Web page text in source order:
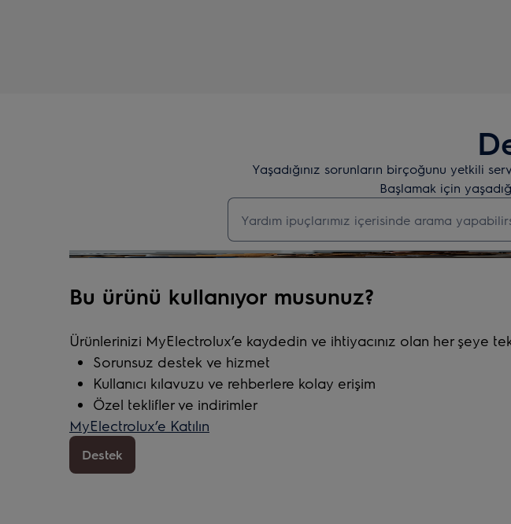
Yaşadığınız sorunların birçoğunu yetkili
Başlamak için
Destek makalelerini aramak için yazın
Bu ürünü kullanıyor musunuz?
Ürünlerinizi MyElectrolux’e kaydedin ve ihtiyacınız olan her şeye
Sorunsuz destek ve hizmet
Kullanıcı kılavuzu ve rehberlere kolay erişim
Özel teklifler ve indirimler
MyElectrolux’e Katılın
Destek